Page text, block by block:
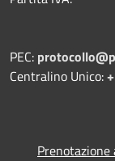
PEC:
Centralino Unico: